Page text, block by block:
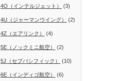
4O（インテルジェット） (3)
4U（ジャーマンウイング） (2)
4Z（エアリンク） (4)
5E（ノックミニ航空） (2)
5J（セブパシフィック） (10)
6E（インディゴ航空） (6)